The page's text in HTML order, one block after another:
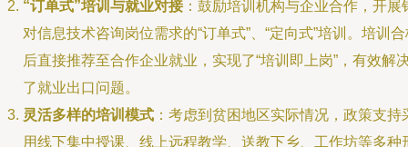
“订单式”培训与就业对接：鼓励培训机构与企业合作，开展
对信息技术咨询岗位需求的“订单式”、“定向式”培训。培训
后直接推荐至合作企业就业，实现了“培训即上岗”，有效解
了就业出口问题。
灵活多样的培训模式 ：考虑到贫困地区实际情况，政策支持
用线下集中授课、线上远程教学、送教下乡、工作坊等多种